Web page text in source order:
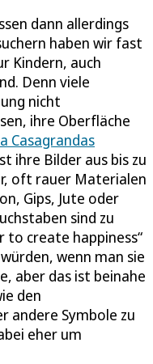
dann allerdings
haben wir fast
Kindern, auch
Denn viele
nicht
ihre Oberfläche
Casagrandas
ihre Bilder aus bis zu
oft rauer Materialen
Gips, Jute oder
sind zu
to create happiness“
wenn man sie
aber das ist beinahe
den
andere Symbole zu
eher um